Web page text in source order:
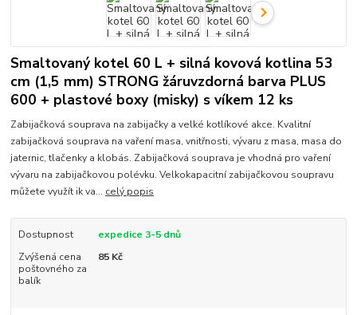
Smaltovaný kotel 60 L + silná kovová kotlina 53
cm (1,5 mm) STRONG žáruvzdorná barva PLUS
600 + plastové boxy (misky) s víkem 12 ks
Zabijačková souprava na zabijačky a velké kotlíkové akce. Kvalitní
zabijačková souprava na vaření masa, vnitřnosti, vývaru z masa, masa do
jaternic, tlačenky a klobás. Zabijačková souprava je vhodná pro vaření
vývaru na zabijačkovou polévku. Velkokapacitní zabijačkovou soupravu
můžete využít ik va... celý popis
Dostupnost
expedice 3-5 dnů
Zvýšená cena
poštovného za
balík
85 Kč